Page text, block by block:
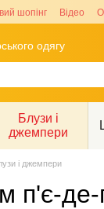
шопінг Відео
одягу
Блузи і
джемпери
і джемпери
п'є-де-